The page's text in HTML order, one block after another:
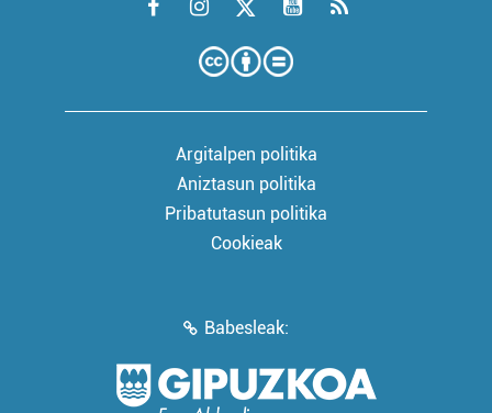
Argitalpen politika
Aniztasun politika
Pribatutasun politika
Cookieak
Babesleak: